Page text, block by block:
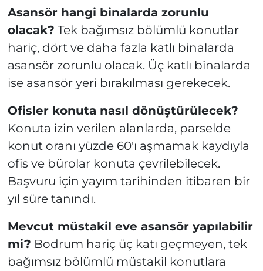
Asansör hangi binalarda zorunlu
olacak? Tek bağımsız bölümlü konutlar
hariç, dört ve daha fazla katlı binalarda
asansör zorunlu olacak. Üç katlı binalarda
ise asansör yeri bırakılması gerekecek.
Ofisler konuta nasıl dönüştürülecek?
Konuta izin verilen alanlarda, parselde
konut oranı yüzde 60'ı aşmamak kaydıyla
ofis ve bürolar konuta çevrilebilecek.
Başvuru için yayım tarihinden itibaren bir
yıl süre tanındı.
Mevcut müstakil eve asansör yapılabilir
mi? Bodrum hariç üç katı geçmeyen, tek
bağımsız bölümlü müstakil konutlara